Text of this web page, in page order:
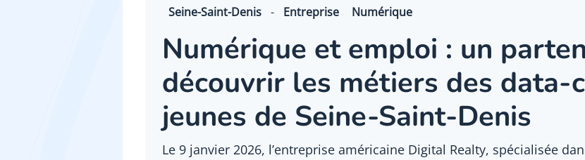
Seine-Saint-Denis - Entreprise Numérique
Numérique et emploi : un
découvrir les métiers des data-
jeunes de Seine-Saint-Denis
Le 9 janvier 2026, l’entreprise américaine Digital Realty, spécialisée